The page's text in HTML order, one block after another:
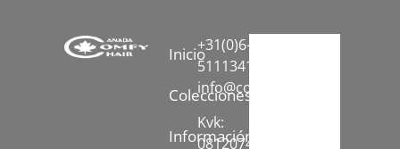
Inicio
Colecciones
Información
+31(0)6-
51113413
info@comfychair.nl
Kvk:
08120742